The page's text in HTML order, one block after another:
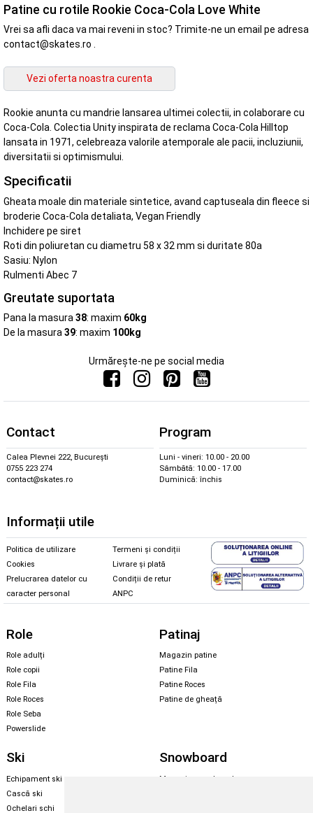
Patine cu rotile Rookie Coca-Cola Love White
Vrei sa afli daca va mai reveni in stoc? Trimite-ne un email pe adresa
contact@skates.ro .
Rookie anunta cu mandrie lansarea ultimei colectii, in colaborare cu
Coca-Cola. Colectia Unity inspirata de reclama Coca-Cola Hilltop
lansata in 1971, celebreaza valorile atemporale ale pacii, incluziunii,
diversitatii si optimismului.
Specificatii
Gheata moale din materiale sintetice, avand captuseala din fleece si
broderie Coca-Cola detaliata, Vegan Friendly
Inchidere pe siret
Roti din poliuretan cu diametru 58 x 32 mm si duritate 80a
Sasiu: Nylon
Rulmenti Abec 7
Greutate suportata
Pana la masura 38: maxim 60kg
De la masura 39: maxim 100kg
Urmărește-ne pe social media
Contact
Calea Plevnei 222, București
0755 223 274
contact@skates.ro
Program
Luni - vineri: 10.00 - 20.00
Sâmbătă: 10.00 - 17.00
Duminică: închis
Informații utile
Politica de utilizare
Cookies
Prelucrarea datelor cu
caracter personal
Termeni și condiții
Livrare și plată
Condiții de retur
ANPC
Role
Role adulți
Role copii
Role Fila
Role Roces
Role Seba
Powerslide
Patinaj
Magazin patine
Patine Fila
Patine Roces
Patine de gheață
Ski
Echipament ski
Cască ski
Ochelari schi
Snowboard
Magazin snowboard